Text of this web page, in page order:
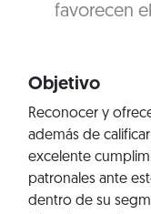
favorecen
Objetivo
Reconocer y
además de
excelente
patronales ante
dentro de su